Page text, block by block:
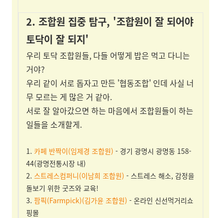
2. 조합원 집중 탐구, '조합원이 잘 되어야
토닥이 잘 되지'
우리 토닥 조합원들, 다들 어떻게 밥은 먹고 다니는
거야?
우리 같이 서로 돕자고 만든 '협동조합' 인데 사실 너
무 모르는 게 많은 거 같아.
서로 잘 알아갔으면 하는 마음에서 조합원들이 하는
일들을 소개할게.
1. 카페 반짝이(임제경 조합원) - 경기 광명시 광명동 158-
44(광명전통시장 내)
2. 스트레스컴퍼니(이남희 조합원) - 스트레스 해소, 감정을
돌보기 위한 굿즈와 교육!
3. 팜픽(Farmpick)(김가윤 조합원) - 온라인 신선먹거리쇼
핑몰